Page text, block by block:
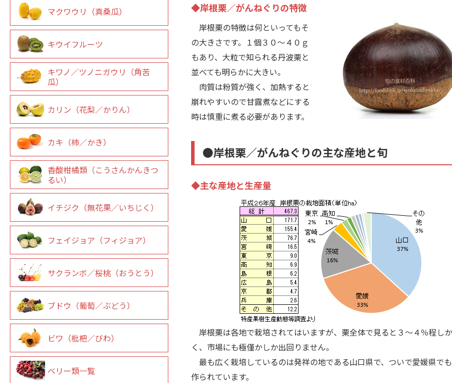
◆岸根栗／がんねぐりの特徴
岸根栗の特徴は何といってもそ
の大きさです。１個３０～４０ｇ
もあり、大粒で知られる丹波栗と
並べても明らかに大きい。
肉質は粉質が強く、加熱すると
崩れやすいので甘露煮などにする
時は慎重に煮る必要があります。
●岸根栗／がんねぐりの主な産地と旬
◆主な産地と生産量
岸根栗は各地で栽培されてはいますが、栗全体で見ると３～４％程し
く、市場にも極僅かしか出回りません。
最も広く栽培しているのは発祥の地である山口県で、ついで愛媛県で
作られています。
マクワウリ（真桑瓜）
キウイフルーツ
キワノ／ツノニガウリ（角苦
瓜）
カリン（花梨／かりん）
カキ（柿／かき）
香酸柑橘類（こうさんかんきつ
るい）
イチジク（無花果／いちじく）
フェイジョア（フィジョア）
サクランボ／桜桃（おうとう）
ブドウ（葡萄／ぶどう）
ビワ（枇杷／びわ）
ベリー類一覧